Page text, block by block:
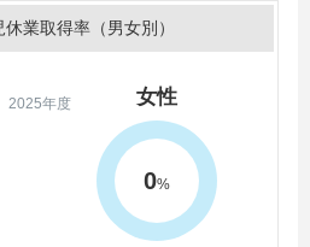
業取得率（男女別）
2025年度 女性
0%